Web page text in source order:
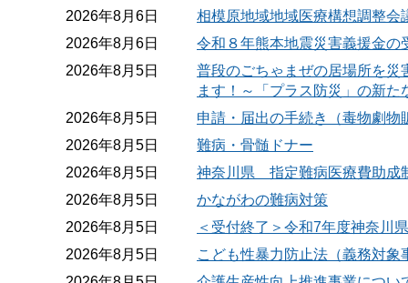
2026年8月6日
相模原地域地域医療構想調整会
2026年8月6日
令和８年熊本地震災害義援金の
2026年8月5日
普段のごちゃまぜの居場所を災
ます！～「プラス防災」の新
2026年8月5日
申請・届出の手続き（毒物劇物
2026年8月5日
難病・骨髄ドナー
2026年8月5日
神奈川県 指定難病医療費助成
2026年8月5日
かながわの難病対策
2026年8月5日
＜受付終了＞令和7年度神奈川
2026年8月5日
こども性暴力防止法（義務対象